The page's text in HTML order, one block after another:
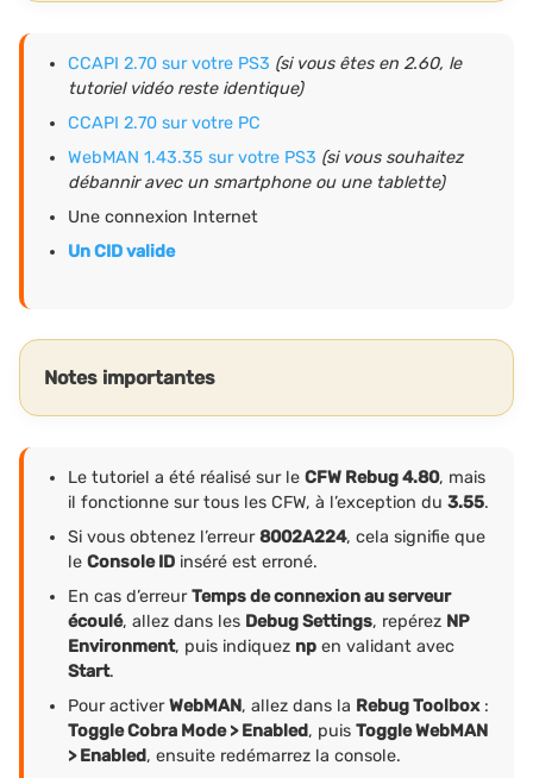
CCAPI 2.70 sur votre PS3 (si vous êtes en 2.60, le
tutoriel vidéo reste identique)
CCAPI 2.70 sur votre PC
WebMAN 1.43.35 sur votre PS3 (si vous souhaitez
débannir avec un smartphone ou une tablette)
Une connexion Internet
Un CID valide
Notes importantes
Le tutoriel a été réalisé sur le CFW Rebug 4.80, mais
il fonctionne sur tous les CFW, à l’exception du 3.55.
Si vous obtenez l’erreur8002A224, cela signifie que
le Console ID inséré est erroné.
En cas d’erreurTemps de connexion au serveur
écoulé, allez dans les Debug Settings, repérez NP
Environment, puis indiquez np en validant avec
Start.
Pour activerWebMAN, allez dans la Rebug Toolbox:
Toggle Cobra Mode > Enabled, puis Toggle WebMAN
> Enabled, ensuite redémarrez la console.